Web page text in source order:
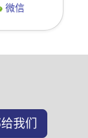
微信
我们